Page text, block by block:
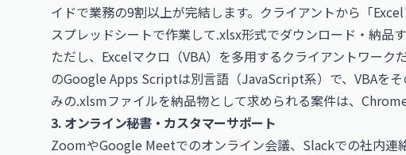
イドで業務の9割以上が完結します。クライアントから「
スプレッドシートで作業して.xlsx形式でダウンロード・納品
ただし、Excelマクロ（VBA）を多用するクライアントワー
のGoogle Apps Scriptは別言語（JavaScript系）で、VBAを
みの.xlsmファイルを納品物として求められる案件は、
3. オンライン秘書・カスタマーサポート
ZoomやGoogle Meetでのオンライン会議、Slackでの社内